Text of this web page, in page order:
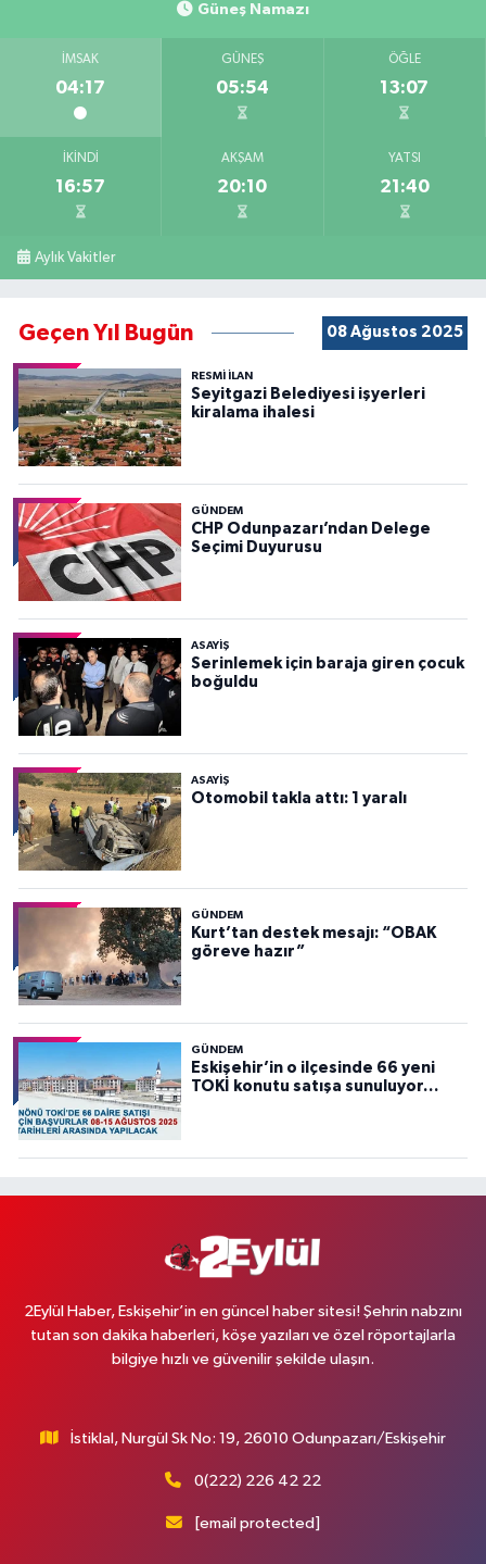
Güneş Namazı
İMSAK
04:17
GÜNEŞ
05:54
ÖĞLE
13:07
İKINDI
16:57
AKŞAM
20:10
YATSI
21:40
Aylık Vakitler
Geçen Yıl Bugün 08 Ağustos 2025
RESMİ İLAN
Seyitgazi Belediyesi işyerleri
kiralama ihalesi
GÜNDEM
CHP Odunpazarı’ndan Delege
Seçimi Duyurusu
ASAYİŞ
Serinlemek için baraja giren çocuk
boğuldu
ASAYİŞ
Otomobil takla attı: 1 yaralı
GÜNDEM
Kurt’tan destek mesajı: “OBAK
göreve hazır”
GÜNDEM
Eskişehir’in o ilçesinde 66 yeni
TOKİ konutu satışa sunuluyor…
2Eylül Haber, Eskişehir’in en güncel haber sitesi! Şehrin nabzını
tutan son dakika haberleri, köşe yazıları ve özel röportajlarla
bilgiye hızlı ve güvenilir şekilde ulaşın.
İstiklal, Nurgül Sk No: 19, 26010 Odunpazarı/Eskişehir
0(222) 226 42 22
[email protected]